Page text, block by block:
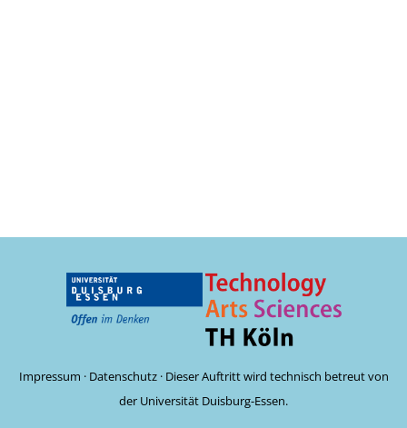
Impressum · Datenschutz· Dieser Auftritt wird technisch betreut von
der Universität Duisburg-Essen.